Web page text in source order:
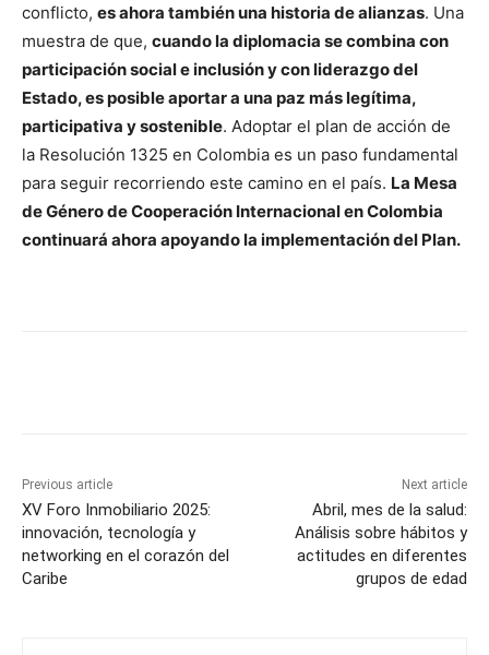
conflicto, es ahora también una historia de alianzas. Una
muestra de que, cuando la diplomacia se combina con
participación social e inclusión y con liderazgo del
Estado, es posible aportar a una paz más legítima,
participativa y sostenible. Adoptar el plan de acción de
la Resolución 1325 en Colombia es un paso fundamental
para seguir recorriendo este camino en el país. La Mesa
de Género de Cooperación Internacional en Colombia
continuará ahora apoyando la implementación del Plan.
Previous article
XV Foro Inmobiliario 2025:
innovación, tecnología y
networking en el corazón del
Caribe
Next article
Abril, mes de la salud:
Análisis sobre hábitos y
actitudes en diferentes
grupos de edad